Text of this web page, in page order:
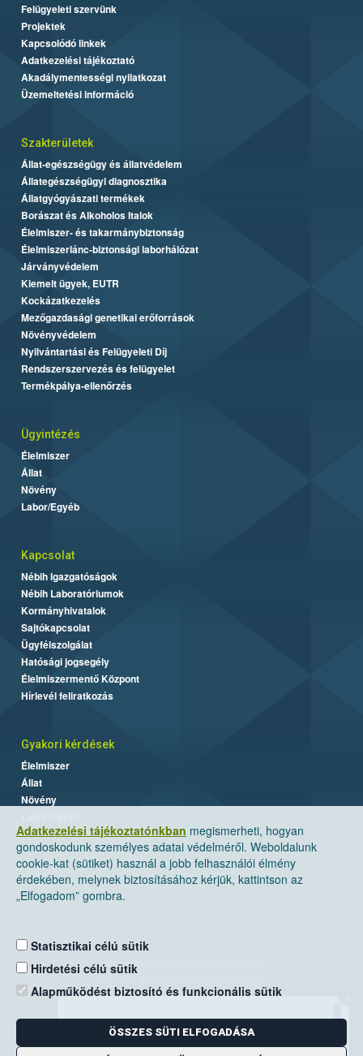
Adatkezelési tájékoztatónkban megismerheti, hogyan
gondoskodunk személyes adatai védelméről. Weboldalunk
cookie-kat (sütiket) használ a jobb felhasználói élmény
érdekében, melynek biztosításához kérjük, kattintson az
„Elfogadom” gombra.
Statisztikai célú sütik
Hirdetési célú sütik
Alapműködést biztosító és funkcionális sütik
ÖSSZES SÜTI ELFOGADÁSA
Felügyeleti szervünk
Projektek
Kapcsolódó linkek
Adatkezelési tájékoztató
Akadálymentességi nyilatkozat
Üzemeltetési információ
Szakterületek
Állat-egészségügy és állatvédelem
Állategészségügyi diagnosztika
Állatgyógyászati termékek
Borászat és Alkoholos Italok
Élelmiszer- és takarmánybiztonság
Élelmiszerlánc-biztonsági laborhálózat
Járványvédelem
Kiemelt ügyek, EUTR
Kockázatkezelés
Mezőgazdasági genetikai erőforrások
Növényvédelem
Nyilvántartási és Felügyeleti Díj
Rendszerszervezés és felügyelet
Termékpálya-ellenőrzés
Ügyintézés
Élelmiszer
Állat
Növény
Labor/Egyéb
Kapcsolat
Nébih Igazgatóságok
Nébih Laboratóriumok
Kormányhivatalok
Sajtókapcsolat
Ügyfélszolgálat
Hatósági jogsegély
Élelmiszermentő Központ
Hírlevél feliratkozás
Gyakori kérdések
Élelmiszer
Állat
Növény
Nemzeti Élelmiszerlánc-biztonsági Hivatal
Levelezési cím: 1525 Budapest. Pf. 30.
E-mail:ugyfelszolgalat@nebih.gov.hu